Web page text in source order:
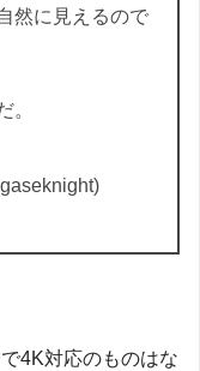
然に見えるので
。
4K対応のものはな